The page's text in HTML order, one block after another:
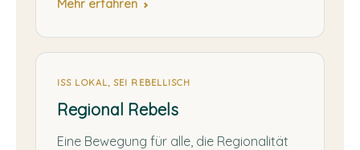
Mehr erfahren
ISS LOKAL, SEI REBELLISCH
Regional Rebels
Eine Bewegung für alle, die Regionalität